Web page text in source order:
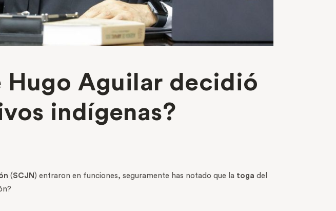
Hugo Aguilar decidió
indígenas?
(SCJN ) entraron en funciones, seguramente has notado que la toga del